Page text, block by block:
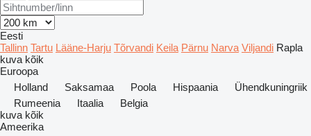
Eesti
Tallinn Tartu Lääne-Harju Tõrvandi Keila Pärnu Narva Viljandi Rapla
kuva kõik
Euroopa
Holland
Saksamaa Poola Hispaania
Ühendkuningriik
Rumeenia
Itaalia
Belgia
kuva kõik
Ameerika